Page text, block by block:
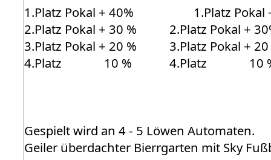
1.Platz Pokal + 40%
1.Platz Pokal
2.Platz Pokal + 30 %
2.Platz Pokal +
3.Platz Pokal + 20 %
3.Platz Pokal + 20
4.Platz 10 %
4.Platz 10
Gespielt wird an 4 - 5 Löwen Automaten.
Geiler überdachter Bierrgarten mit Sky